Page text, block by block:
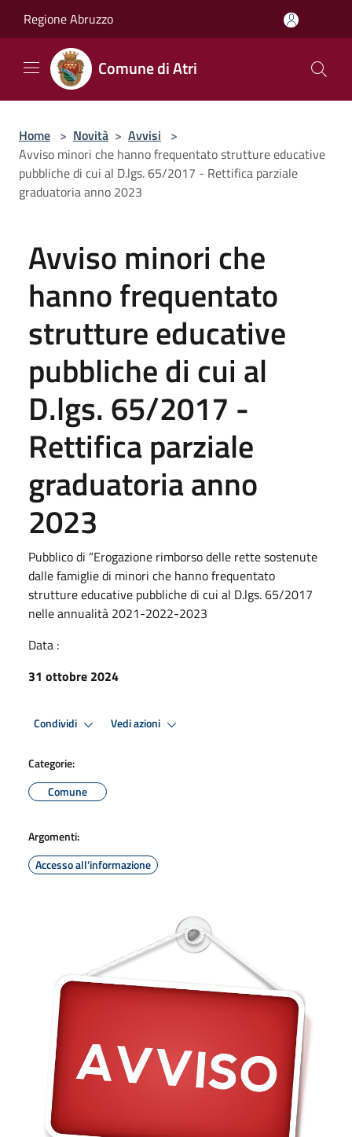
Regione Abruzzo
Comune di Atri
Home > Novità > Avvisi >
Avviso minori che hanno frequentato strutture educative
pubbliche di cui al D.lgs. 65/2017 - Rettifica parziale
graduatoria anno 2023
Avviso minori che
hanno frequentato
strutture educative
pubbliche di cui al
D.lgs. 65/2017 -
Rettifica parziale
graduatoria anno
2023
Pubblico di “Erogazione rimborso delle rette sostenute
dalle famiglie di minori che hanno frequentato
strutture educative pubbliche di cui al D.lgs. 65/2017
nelle annualità 2021-2022-2023
Data :
31 ottobre 2024
Condividi Vedi azioni
Categorie:
Comune
Argomenti:
Accesso all'informazione